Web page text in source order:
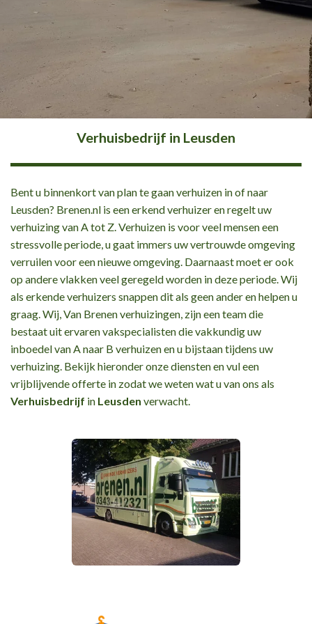
Verhuisbedrijf in Leusden
Bent u binnenkort van plan te gaan verhuizen in of naar
Leusden? Brenen.nl is een erkend verhuizer en regelt uw
verhuizing van A tot Z. Verhuizen is voor veel mensen een
stressvolle periode, u gaat immers uw vertrouwde omgeving
verruilen voor een nieuwe omgeving. Daarnaast moet er ook
op andere vlakken veel geregeld worden in deze periode. Wij
als erkende verhuizers snappen dit als geen ander en helpen u
graag. Wij, Van Brenen verhuizingen, zijn een team die
bestaat uit ervaren vakspecialisten die vakkundig uw
inboedel van A naar B verhuizen en u bijstaan tijdens uw
verhuizing. Bekijk hieronder onze diensten en vul een
vrijblijvende offerte in zodat we weten wat u van ons als
Verhuisbedrijf in Leusden verwacht.